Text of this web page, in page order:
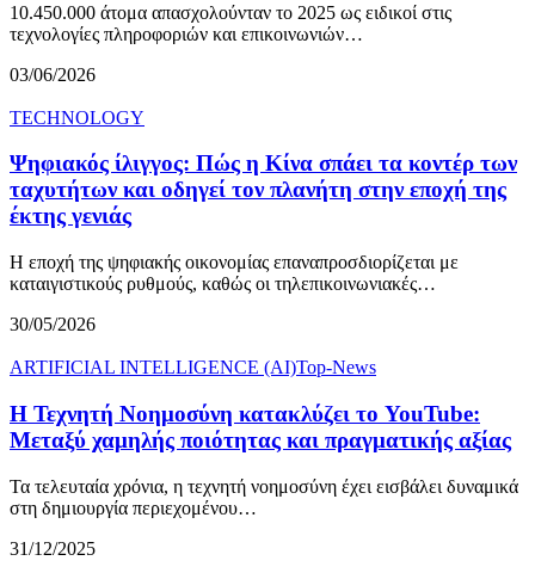
10.450.000 άτομα απασχολούνταν το 2025 ως ειδικοί στις
τεχνολογίες πληροφοριών και επικοινωνιών…
03/06/2026
TECHNOLOGY
Ψηφιακός ίλιγγος: Πώς η Κίνα σπάει τα κοντέρ των
ταχυτήτων και οδηγεί τον πλανήτη στην εποχή της
έκτης γενιάς
Η εποχή της ψηφιακής οικονομίας επαναπροσδιορίζεται με
καταιγιστικούς ρυθμούς, καθώς οι τηλεπικοινωνιακές…
30/05/2026
ARTIFICIAL INTELLIGENCE (AI)Top-News
Η Τεχνητή Νοημοσύνη κατακλύζει το YouTube:
Μεταξύ χαμηλής ποιότητας και πραγματικής αξίας
Τα τελευταία χρόνια, η τεχνητή νοημοσύνη έχει εισβάλει δυναμικά
στη δημιουργία περιεχομένου…
31/12/2025